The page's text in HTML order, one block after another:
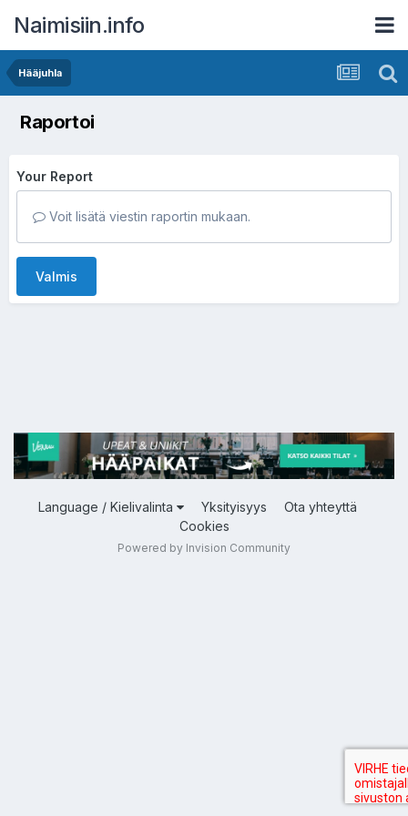
Naimisiin.info
Hääjuhla
Raportoi
Your Report
Voit lisätä viestin raportin mukaan.
Valmis
Language / Kielivalinta Yksityisyys
Ota yhteyttä
Cookies
Powered by Invision Community